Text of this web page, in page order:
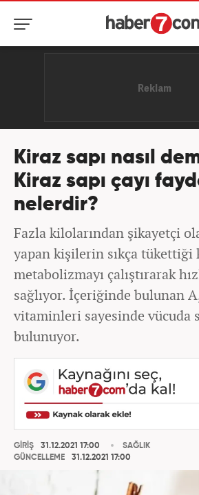
Kiraz sapı nasıl
Kiraz sapı çayı
nelerdir?
Fazla kilolarından şikayetçi
yapan kişilerin sıkça tükettiği
metabolizmayı çalıştırarak
sağlıyor. İçeriğinde bulunan
vitaminleri sayesinde vücuda
bulunuyor.
GİRİŞ
31.12.2021 17:00
GÜNCELLEME
31.12.2021 17:00
SAĞLIK